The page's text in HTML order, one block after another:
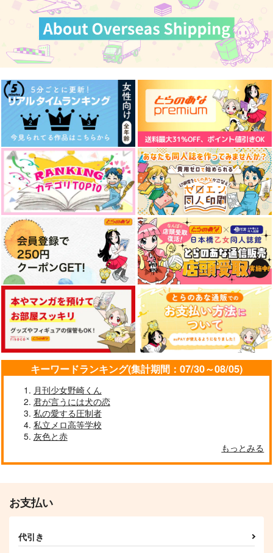
キーワードランキング(集計期間：07/30～08/05)
月刊少女野崎くん
君が言うには犬の恋
私の愛する圧制者
私立メロ高等学校
灰色と赤
もっとみる
お支払い
代引き